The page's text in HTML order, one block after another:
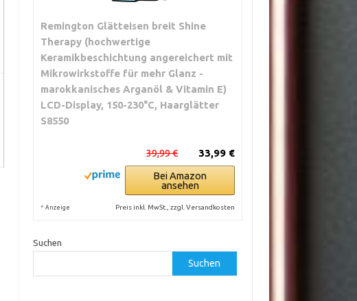
Remington Glätteisen breit Shine
Therapy (hochwertige
Keramikbeschichtung angereichert mit
Mikrowirkstoffe für mehr Glanz -
marokkanisches Arganöl & Vitamin E)
LCD-Display, 150-230°C, Haarglätter
S8550
33,99 €
39,99 €
Bei Amazon
ansehen
* Anzeige Preis inkl. MwSt., zzgl. Versandkosten
Suchen
Suchen